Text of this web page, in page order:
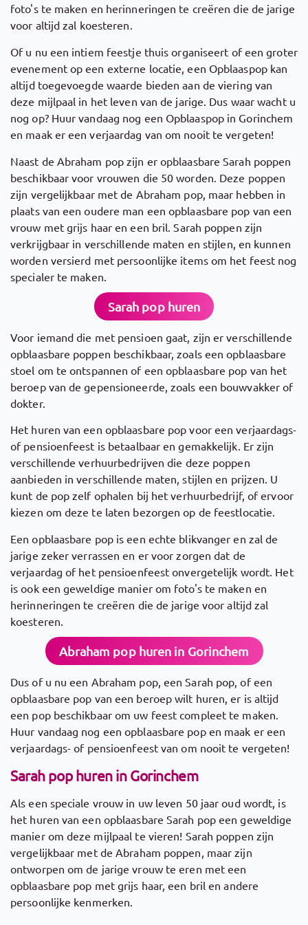
foto's te maken en herinneringen te creëren die de jarige
voor altijd zal koesteren.
Of u nu een intiem feestje thuis organiseert of een groter
evenement op een externe locatie, een Opblaaspop kan
altijd toegevoegde waarde bieden aan de viering van
deze mijlpaal in het leven van de jarige. Dus waar wacht u
nog op? Huur vandaag nog een Opblaaspop in Gorinchem
en maak er een verjaardag van om nooit te vergeten!
Naast de Abraham pop zijn er opblaasbare Sarah poppen
beschikbaar voor vrouwen die 50 worden. Deze poppen
zijn vergelijkbaar met de Abraham pop, maar hebben in
plaats van een oudere man een opblaasbare pop van een
vrouw met grijs haar en een bril. Sarah poppen zijn
verkrijgbaar in verschillende maten en stijlen, en kunnen
worden versierd met persoonlijke items om het feest nog
specialer te maken.
Sarah pop huren
Voor iemand die met pensioen gaat, zijn er verschillende
opblaasbare poppen beschikbaar, zoals een opblaasbare
stoel om te ontspannen of een opblaasbare pop van het
beroep van de gepensioneerde, zoals een bouwvakker of
dokter.
Het huren van een opblaasbare pop voor een verjaardags-
of pensioenfeest is betaalbaar en gemakkelijk. Er zijn
verschillende verhuurbedrijven die deze poppen
aanbieden in verschillende maten, stijlen en prijzen. U
kunt de pop zelf ophalen bij het verhuurbedrijf, of ervoor
kiezen om deze te laten bezorgen op de feestlocatie.
Een opblaasbare pop is een echte blikvanger en zal de
jarige zeker verrassen en er voor zorgen dat de
verjaardag of het pensioenfeest onvergetelijk wordt. Het
is ook een geweldige manier om foto's te maken en
herinneringen te creëren die de jarige voor altijd zal
koesteren.
Abraham pop huren in Gorinchem
Dus of u nu een Abraham pop, een Sarah pop, of een
opblaasbare pop van een beroep wilt huren, er is altijd
een pop beschikbaar om uw feest compleet te maken.
Huur vandaag nog een opblaasbare pop en maak er een
verjaardags- of pensioenfeest van om nooit te vergeten!
Sarah pop huren in Gorinchem
Als een speciale vrouw in uw leven 50 jaar oud wordt, is
het huren van een opblaasbare Sarah pop een geweldige
manier om deze mijlpaal te vieren! Sarah poppen zijn
vergelijkbaar met de Abraham poppen, maar zijn
ontworpen om de jarige vrouw te eren met een
opblaasbare pop met grijs haar, een bril en andere
persoonlijke kenmerken.